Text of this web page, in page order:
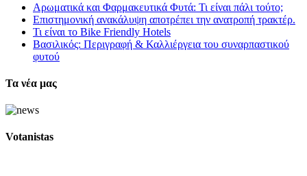
Αρωματικά και Φαρμακευτικά Φυτά: Τι είναι πάλι τούτο;
Επιστημονική ανακάλυψη αποτρέπει την ανατροπή τρακτέρ.
Τι είναι το Bike Friendly Hotels
Βασιλικός: Περιγραφή & Καλλιέργεια του συναρπαστικού
φυτού
Τα νέα μας
Votanistas